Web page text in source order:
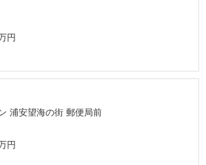
円
浦安望海の街 郵便局前
円